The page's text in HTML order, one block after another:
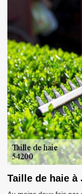
Taille de haie